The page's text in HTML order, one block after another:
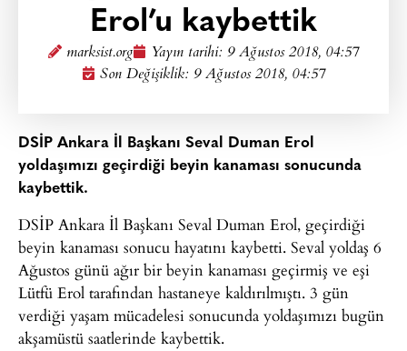
Erol’u kaybettik
marksist.org Yayın tarihi: 9 Ağustos 2018, 04:57
Son Değişiklik: 9 Ağustos 2018, 04:57
DSİP Ankara İl Başkanı Seval Duman Erol
yoldaşımızı geçirdiği beyin kanaması sonucunda
kaybettik.
DSİP Ankara İl Başkanı Seval Duman Erol, geçirdiği
beyin kanaması sonucu hayatını kaybetti. Seval yoldaş 6
Ağustos günü ağır bir beyin kanaması geçirmiş ve eşi
Lütfü Erol tarafından hastaneye kaldırılmıştı. 3 gün
verdiği yaşam mücadelesi sonucunda yoldaşımızı bugün
akşamüstü saatlerinde kaybettik.